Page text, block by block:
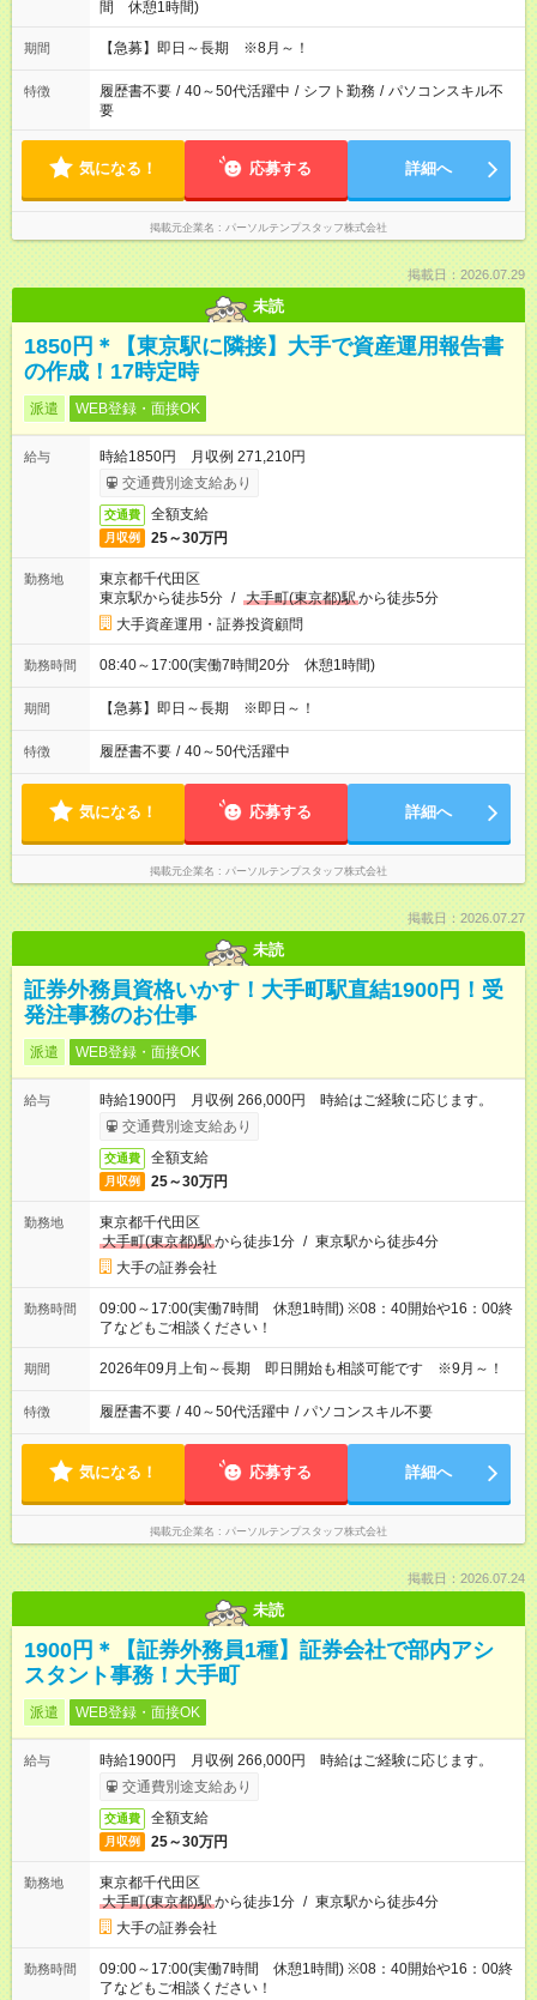
間 休憩1時間)
期間 【急募】即日～長期 ※8月～！
特徴 履歴書不要 / 40～50代活躍中 / シフト勤務 / パソコンスキル不
要
気になる！ 応募する 詳細へ
掲載元企業名 パーソルテンプスタッフ株式会社
掲載日：2026.07.29
未読
1850円＊【東京駅に隣接】大手で資産運用報告書
の作成！17時定時
派遣 WEB登録・面接OK
給与
時給1850円 月収例 271,210円
交通費別途支給あり
交通費 全額支給
月収例 25～30万円
勤務地
東京都千代田区
東京駅から徒歩5分 / 大手町(東京都)駅から徒歩5分
大手資産運用・証券投資顧問
勤務時間 08:40～17:00(実働7時間20分 休憩1時間)
期間 【急募】即日～長期 ※即日～！
特徴 履歴書不要 / 40～50代活躍中
気になる！ 応募する 詳細へ
掲載元企業名 パーソルテンプスタッフ株式会社
掲載日：2026.07.27
未読
証券外務員資格いかす！大手町駅直結1900円！受
発注事務のお仕事
派遣 WEB登録・面接OK
給与
時給1900円 月収例 266,000円 時給はご経験に応じます。
交通費別途支給あり
交通費 全額支給
月収例 25～30万円
勤務地
東京都千代田区
大手町(東京都)駅から徒歩1分 / 東京駅から徒歩4分
大手の証券会社
勤務時間
09:00～17:00(実働7時間 休憩1時間) ※08：40開始や16：00終
了などもご相談ください！
期間 2026年09月上旬～長期 即日開始も相談可能です ※9月～！
特徴 履歴書不要 / 40～50代活躍中 / パソコンスキル不要
気になる！ 応募する 詳細へ
掲載元企業名 パーソルテンプスタッフ株式会社
掲載日：2026.07.24
未読
1900円＊【証券外務員1種】証券会社で部内アシ
スタント事務！大手町
派遣 WEB登録・面接OK
給与
時給1900円 月収例 266,000円 時給はご経験に応じます。
交通費別途支給あり
交通費 全額支給
月収例 25～30万円
勤務地
東京都千代田区
大手町(東京都)駅から徒歩1分 / 東京駅から徒歩4分
大手の証券会社
勤務時間
09:00～17:00(実働7時間 休憩1時間) ※08：40開始や16：00終
了などもご相談ください！